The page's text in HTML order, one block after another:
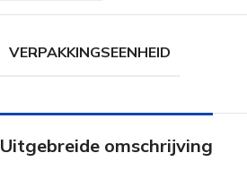
VERPAKKINGSEENHEID
Uitgebreide omschrijving